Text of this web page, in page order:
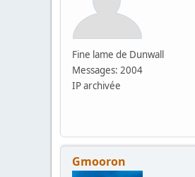
Fine lame de Dunwall
Messages: 2004
IP archivée
Gmooron